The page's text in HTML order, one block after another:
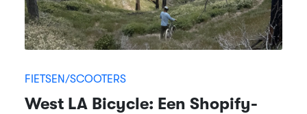
FIETSEN/SCOOTERS
West LA Bicycle: Een Shopify-